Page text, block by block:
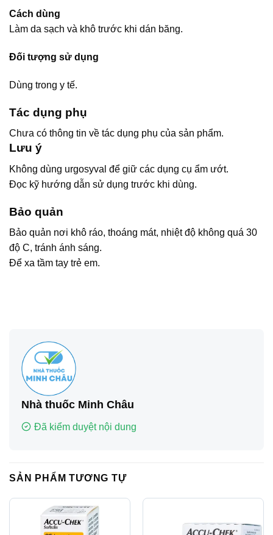
Cách dùng
Làm da sạch và khô trước khi dán băng.
Đối tượng sử dụng
Dùng trong y tế.
Tác dụng phụ
Chưa có thông tin về tác dụng phụ của sản phẩm.
Lưu ý
Không dùng urgosyval để giữ các dụng cụ ẩm ướt.
Đọc kỹ hướng dẫn sử dụng trước khi dùng.
Bảo quản
Bảo quản nơi khô ráo, thoáng mát, nhiệt độ không quá 30
độ C, tránh ánh sáng.
Để xa tầm tay trẻ em.
Nhà thuốc Minh Châu
Đã kiểm duyệt nội dung
SẢN PHẨM TƯƠNG TỰ